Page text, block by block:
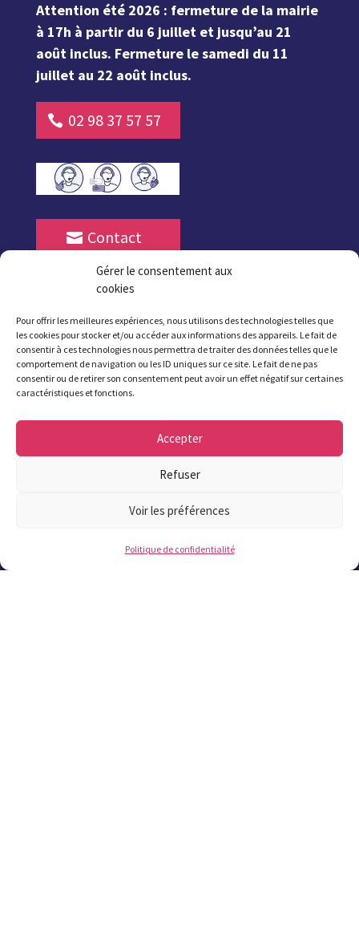
Gérer le consentement aux
cookies
Pour offrir les meilleures expériences, nous utilisons des technologies telles que
les cookies pour stocker et/ou accéder aux informations des appareils. Le fait de
consentir à ces technologies nous permettra de traiter des données telles que le
comportement de navigation ou les ID uniques sur ce site. Le fait de ne pas
consentir ou de retirer son consentement peut avoir un effet négatif sur certaines
caractéristiques et fonctions.
Accepter
Refuser
Voir les préférences
Politique de confidentialité
Attention été 2026 : fermeture de la mairie
à 17h à partir du 6 juillet et jusqu’au 21
août inclus. Fermeture le samedi du 11
juillet au 22 août inclus.
02 98 37 57 57
Contact
Les plus lus
Offres publiques
Offres d'emplois